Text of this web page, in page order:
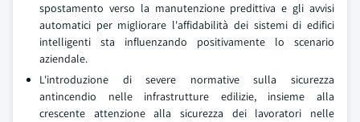
spostamento verso la manutenzione predittiva e gli avvisi
automatici per migliorare l'affidabilità dei sistemi di edifici
intelligenti sta influenzando positivamente lo scenario
aziendale.
L'introduzione di severe normative sulla sicurezza
antincendio nelle infrastrutture edilizie, insieme alla
crescente attenzione alla sicurezza dei lavoratori nelle